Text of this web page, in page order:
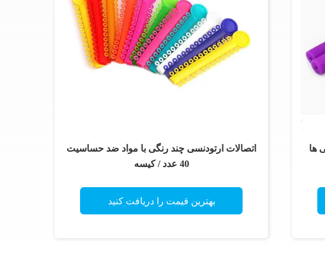
ها
اتصالات ارتودنسی چند رنگی با مواد ضد حساسیت
40 عدد / کیسه
بهترین قیمت را دریافت کنید